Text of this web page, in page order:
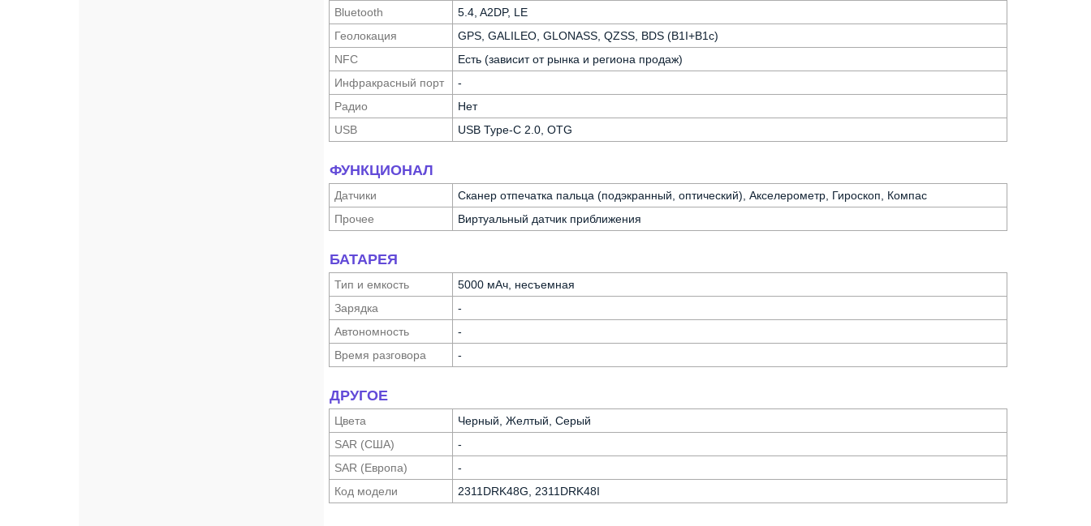
Bluetooth
5.4, A2DP, LE
Геолока­ция
GPS, GALILEO, GLONASS, QZSS, BDS (B1I+B1c)
NFC
Есть (зависит от рынка и региона продаж)
Инфра­красный порт
-
Радио
Нет
USB
USB Type-C 2.0, OTG
ФУНКЦИОНАЛ
Датчики
Сканер отпечатка пальца (подэкранный, оптический), Акселерометр, Гироскоп, Компас
Прочее
Виртуальный датчик приближения
БАТАРЕЯ
Тип и емкость
5000 мАч, несъемная
Зарядка
-
Автоно­мность
-
Время разговора
-
ДРУГОЕ
Цвета
Черный, Желтый, Серый
SAR (США)
-
SAR (Европа)
-
Код модели
2311DRK48G, 2311DRK48I